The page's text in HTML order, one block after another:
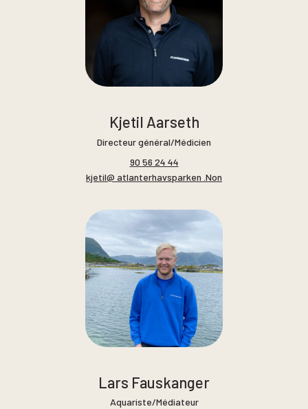
Kjetil Aarseth
Directeur général/Médicien
90 56 24 44
kjetil@ atlanterhavsparken .Non
Lars Fauskanger
Aquariste/Médiateur